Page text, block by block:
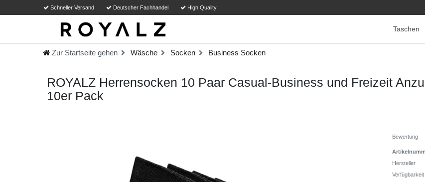
Schneller Versand Deutscher Fachhandel High Quality
Taschen
Zur Startseite gehen Wäsche Socken Business Socken
ROYALZ Herrensocken 10 Paar Casual-Business und Freizeit
10er Pack
Bewertung
Hersteller
Verfügbarkeit